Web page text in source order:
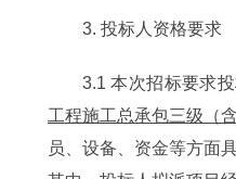
3. 投标人资格要求
3.1 本次招标要求
工程施工总承包三级（含
员、设备、资金等方面